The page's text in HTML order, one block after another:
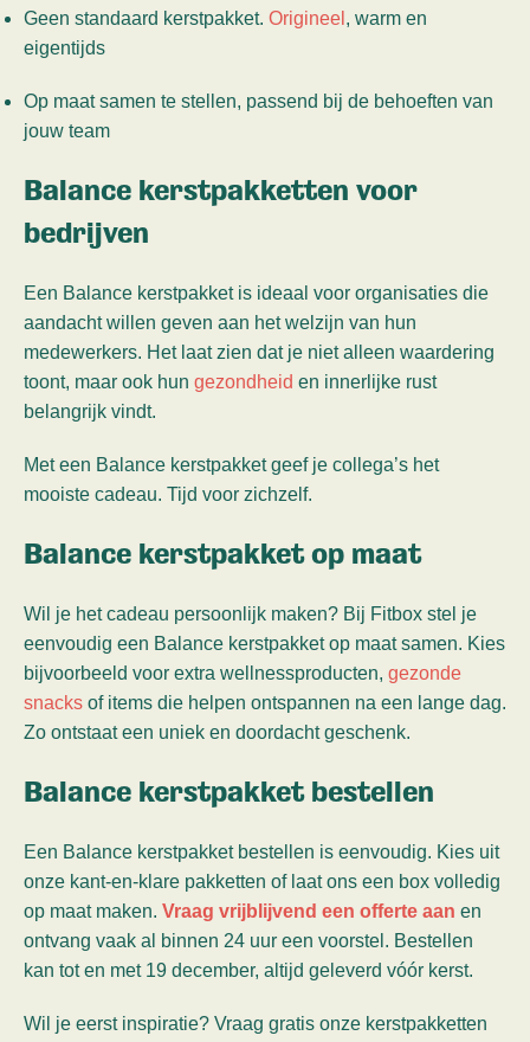
Geen standaard kerstpakket. Origineel , warm en
eigentijds
Op maat samen te stellen, passend bij de behoeften van
jouw team
Balance kerstpakketten voor
bedrijven
Een Balance kerstpakket is ideaal voor organisaties die
aandacht willen geven aan het welzijn van hun
medewerkers. Het laat zien dat je niet alleen waardering
toont, maar ook hun gezondheid en innerlijke rust
belangrijk vindt.
Met een Balance kerstpakket geef je collega’s het
mooiste cadeau. Tijd voor zichzelf.
Balance kerstpakket op maat
Wil je het cadeau persoonlijk maken? Bij Fitbox stel je
eenvoudig een Balance kerstpakket op maat samen. Kies
bijvoorbeeld voor extra wellnessproducten, gezonde
snacks of items die helpen ontspannen na een lange dag.
Zo ontstaat een uniek en doordacht geschenk.
Balance kerstpakket bestellen
Een Balance kerstpakket bestellen is eenvoudig. Kies uit
onze kant-en-klare pakketten of laat ons een box volledig
op maat maken. Vraag vrijblijvend een offerte aan en
ontvang vaak al binnen 24 uur een voorstel. Bestellen
kan tot en met 19 december, altijd geleverd vóór kerst.
Wil je eerst inspiratie? Vraag gratis onze kerstpakketten